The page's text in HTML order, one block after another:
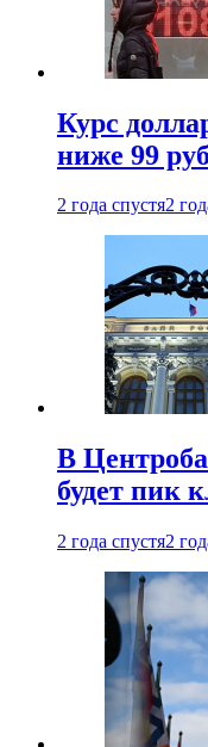
Курс
ниже 99
2 года спустя2
В
будет пик
2 года спустя2